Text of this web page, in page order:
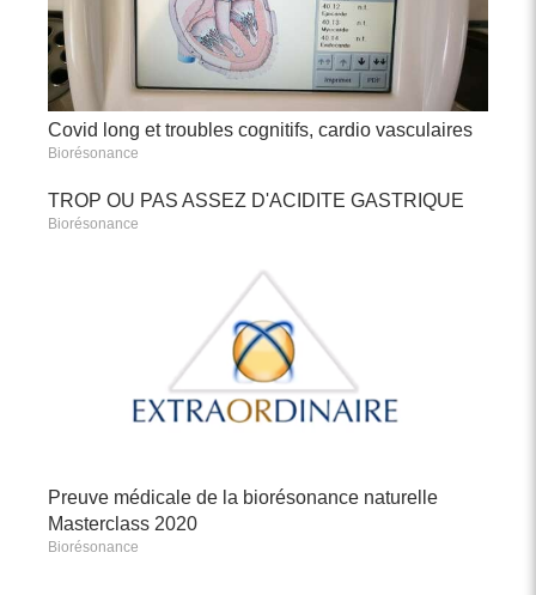
Covid long et troubles cognitifs, cardio vasculaires
Biorésonance
TROP OU PAS ASSEZ D'ACIDITE GASTRIQUE
Biorésonance
Preuve médicale de la biorésonance naturelle
Masterclass 2020
Biorésonance